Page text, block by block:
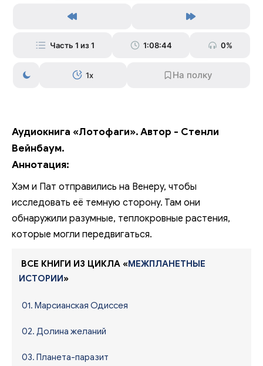
Часть 1 из 1 1:08:44 0%
1x
Аудиокнига «Лотофаги». Автор - Стенли
Вейнбаум.
Аннотация:
Хэм и Пат отправились на Венеру, чтобы
исследовать её темную сторону. Там они
обнаружили разумные, теплокровные растения,
которые могли передвигаться.
ВСЕ КНИГИ ИЗ ЦИКЛА «МЕЖПЛАНЕТНЫЕ
ИСТОРИИ»
01. Марсианская Одиссея
02. Долина желаний
03. Планета-паразит